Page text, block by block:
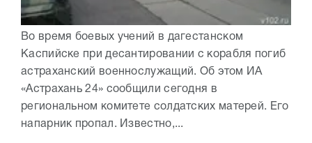
Во время боевых учений в дагестанском
Каспийске при десантировании с корабля погиб
астраханский военнослужащий. Об этом ИА
«Астрахань 24» сообщили сегодня в
региональном комитете солдатских матерей. Его
напарник пропал. Известно,...